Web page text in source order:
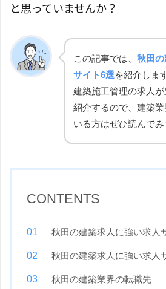
と思っていませんか？
この記事では、 秋田
サイト6選を紹介しま
建築施工管理の求人
紹介するので、建築
いる方はぜひ読んでみ
CONTENTS
秋田の建築求人に強い求人
秋田の建築求人に強い求人
秋田の建築業界の転職先